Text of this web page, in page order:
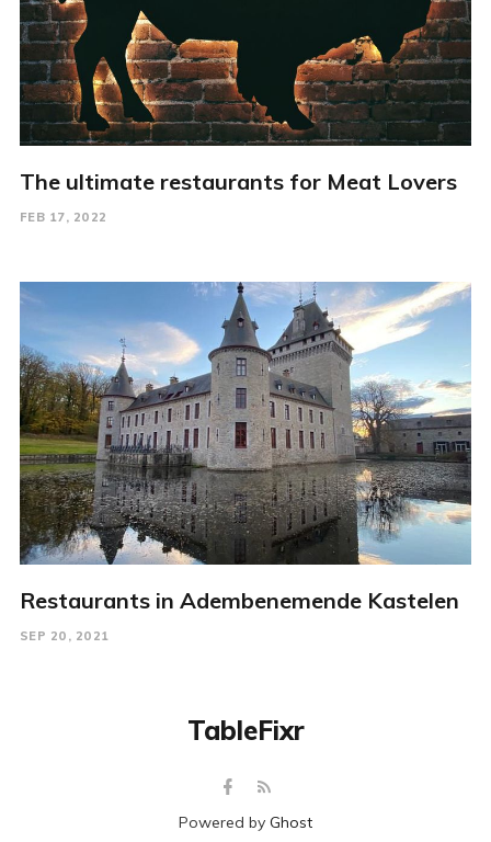
The ultimate restaurants for Meat Lovers
FEB 17, 2022
Restaurants in Adembenemende Kastelen
SEP 20, 2021
Powered by Ghost
TableFixr